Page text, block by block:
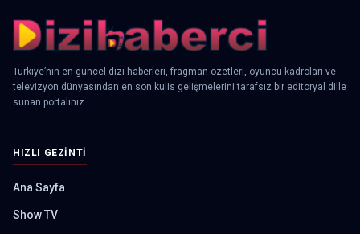
Türkiye’nin en güncel dizi haberleri, fragman özetleri, oyuncu kadroları ve
televizyon dünyasından en son kulis gelişmelerini tarafsız bir editoryal dille
sunan portalınız.
HIZLI GEZINTI
Ana Sayfa
Show TV